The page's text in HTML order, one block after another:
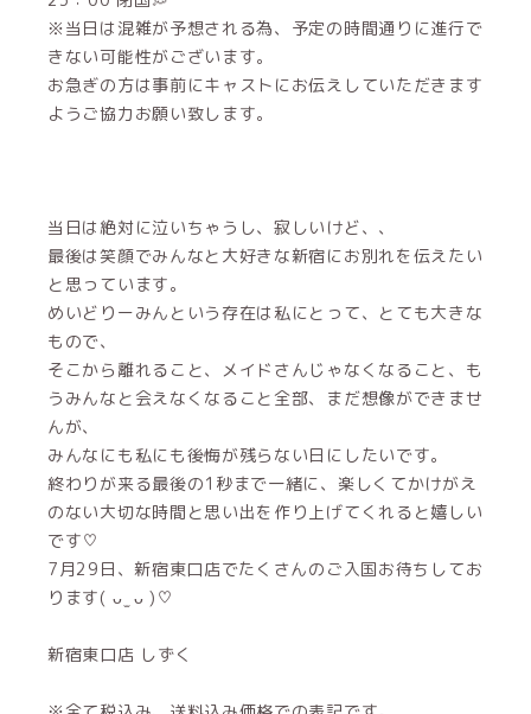
※当日は混雑が予想される為、予定の時間通りに進行で
きない可能性がございます。
お急ぎの方は事前にキャストにお伝えしていただきます
ようご協力お願い致します。
当日は絶対に泣いちゃうし、寂しいけど、、
最後は笑顔でみんなと大好きな新宿にお別れを伝えたい
と思っています。
めいどりーみんという存在は私にとって、とても大きな
もので、
そこから離れること、メイドさんじゃなくなること、も
うみんなと会えなくなること全部、まだ想像ができませ
んが、
みんなにも私にも後悔が残らない日にしたいです。
終わりが来る最後の1秒まで一緒に、楽しくてかけがえ
のない大切な時間と思い出を作り上げてくれると嬉しい
です♡
7月29日、新宿東口店でたくさんのご入国お待ちしてお
ります( ᴗ ̫ ᴗ )♡
新宿東口店 しずく